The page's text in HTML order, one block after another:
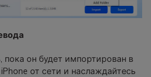
он будет импортирован в
от сети и наслаждайтесь